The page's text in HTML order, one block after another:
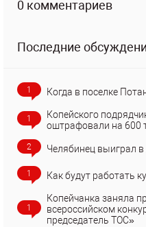
0 комментариев
Последние
1 Когда в поселке
1
Копейского
оштрафовали на 600
2 Челябинец выиграл
1 Как будут работать
1
Копейчанка заняла
всероссийском
председатель ТОС»